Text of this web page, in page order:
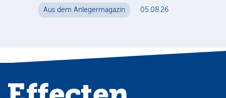
Aus dem Anlegermagazin 05.08.26